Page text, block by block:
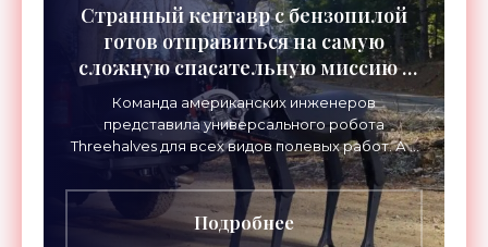
Странный кентавр с бензопилой
готов отправиться на самую
сложную спасательную миссию -
«Роботы»
Команда американских инженеров
представила универсального робота
Threehalves для всех видов полевых работ. А в
первую очередь – для спасательных миссий с
прицелом на работу в зонах
Подробнее